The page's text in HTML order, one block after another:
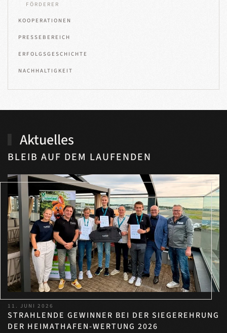
FÖRDERER
KOOPERATIONEN
PRESSEBEREICH
ERFOLGSGESCHICHTE
NACHHALTIGKEIT
Aktuelles
BLEIB AUF DEM LAUFENDEN
11. JUNI 2026
STRAHLENDE GEWINNER BEI DER SIEGEREHRUNG
DER HEIMATHAFEN-WERTUNG 2026